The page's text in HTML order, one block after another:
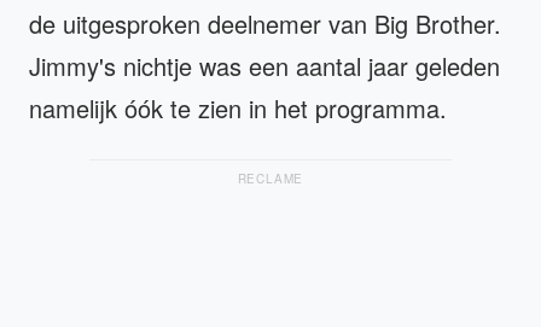
de uitgesproken deelnemer van Big Brother.
Jimmy's nichtje was een aantal jaar geleden
namelijk óók te zien in het programma.
RECLAME